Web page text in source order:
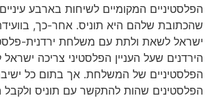
הפלסטיניים המקומיים לשיחות בארבע
שהכתובת שלהם היא תוניס. אחר-כך,
ישראל לשאת ולתת עם משלחת ירדנית-
הירדנים שעל העניין הפלסטיני צריכה
הפלסטיניים של המשלחת. אך בתום כל
הפלסטינים שהות להתקשר עם תוניס